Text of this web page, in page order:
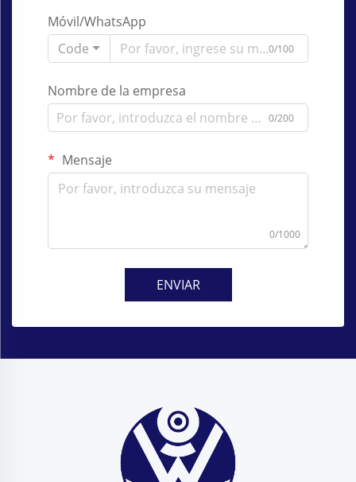
Móvil/WhatsApp
Code
0/100
Nombre de la empresa
0/200
Mensaje
0/1000
ENVIAR